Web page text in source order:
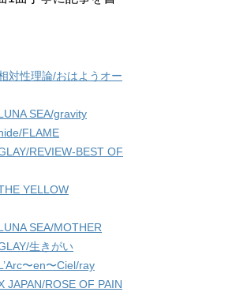
対性理論/おはようオー
SEA/gravity
FLAME
REVIEW-BEST OF
YELLOW
SEA/MOTHER
生きがい
〜en〜Ciel/ray
JAPAN/ROSE OF PAIN